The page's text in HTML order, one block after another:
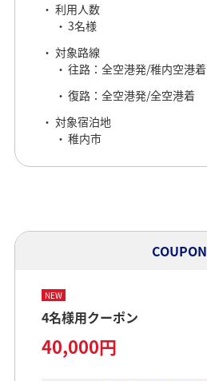
利用人数
3名様
対象路線
往路：全空港発/稚内空港着
復路：全空港発/全空港着
対象宿泊地
稚内市
COUPON
NEW
4名様用クーポン
40,000円